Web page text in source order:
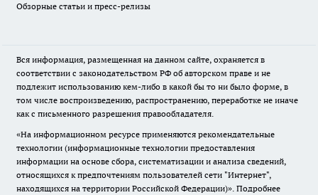
Обзорные статьи и пресс-релизы
Вся информация, размещенная на данном сайте, охраняется в
соответствии с законодательством РФ об авторском праве и не
подлежит использованию кем-либо в какой бы то ни было форме, в
том числе воспроизведению, распространению, переработке не иначе
как с письменного разрешения правообладателя.
«На информационном ресурсе применяются рекомендательные
технологии (информационные технологии предоставления
информации на основе сбора, систематизации и анализа сведений,
относящихся к предпочтениям пользователей сети "Интернет",
находящихся на территории Российской Федерации)». Подробнее